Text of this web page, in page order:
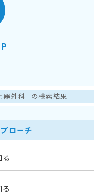
器外科 の検索結果
ローチ
る
る